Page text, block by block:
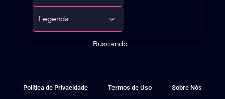
Buscando...
Política de Privacidade Termos de Uso Sobre Nós